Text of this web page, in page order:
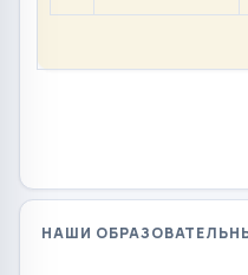
НАШИ